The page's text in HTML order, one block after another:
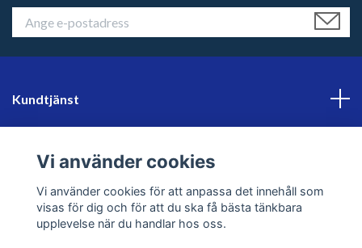
Kundtjänst
Sociala medier
Vi använder cookies
Vi använder cookies för att anpassa det innehåll som
visas för dig och för att du ska få bästa tänkbara
upplevelse när du handlar hos oss.